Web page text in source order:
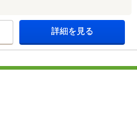
詳細を見る